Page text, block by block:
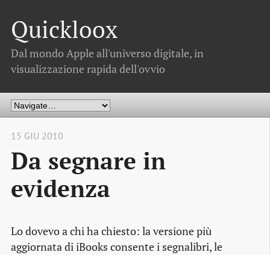
Quickloox
Dal mondo Apple all'universo digitale, in
visualizzazione rapida dell'ovvio
15 GIU 2010
Da segnare in
evidenza
Lo dovevo a chi ha chiesto: la versione più
aggiornata di iBooks consente i segnalibri, le